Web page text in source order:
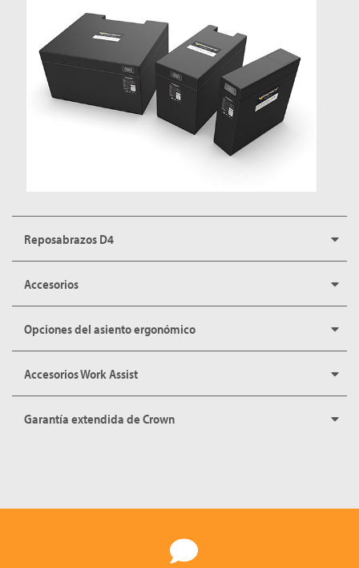
Reposabrazos D4
Accesorios
Opciones del asiento ergonómico
Accesorios Work Assist
Garantía extendida de Crown